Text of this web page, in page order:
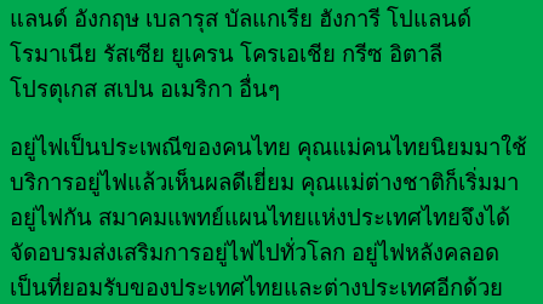
แลนด์ อังกฤษ เบลารุส บัลแกเรีย ฮังการี โปแลนด์
โรมาเนีย รัสเซีย ยูเครน โครเอเชีย กรีซ อิตาลี
โปรตุเกส สเปน อเมริกา อื่นๆ
อยู่ไฟเป็นประเพณีของคนไทย คุณแม่คนไทยนิยมมาใช้
บริการอยู่ไฟแล้วเห็นผลดีเยี่ยม คุณแม่ต่างชาติก็เริ่มมา
อยู่ไฟกัน สมาคมแพทย์แผนไทยแห่งประเทศไทยจึงได้
จัดอบรมส่งเสริมการอยู่ไฟไปทั่วโลก อยู่ไฟหลังคลอด
เป็นที่ยอมรับของประเทศไทยและต่างประเทศอีกด้วย